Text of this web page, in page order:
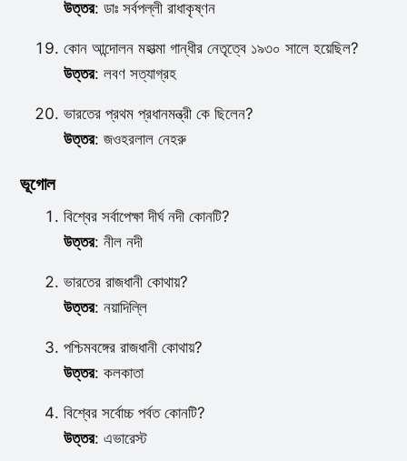
উত্তর: ডাঃ সর্বপল্লী রাধাকৃষ্ণন
কোন আন্দোলন মহাত্মা গান্ধীর নেতৃত্বে ১৯৩০ সালে হয়েছিল?
উত্তর: লবণ সত্যাগ্রহ
ভারতের প্রথম প্রধানমন্ত্রী কে ছিলেন?
উত্তর: জওহরলাল নেহরু
ভূগোল
বিশ্বের সর্বাপেক্ষা দীর্ঘ নদী কোনটি?
উত্তর: নীল নদী
ভারতের রাজধানী কোথায়?
উত্তর: নয়াদিল্লি
পশ্চিমবঙ্গের রাজধানী কোথায়?
উত্তর: কলকাতা
বিশ্বের সর্বোচ্চ পর্বত কোনটি?
উত্তর: এভারেস্ট